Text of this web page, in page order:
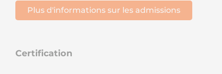
Plus d'informations sur les admissions
Certification